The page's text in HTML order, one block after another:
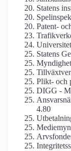
Statens
Patent-
Statens
Plikt- och
DIGG -
4.80